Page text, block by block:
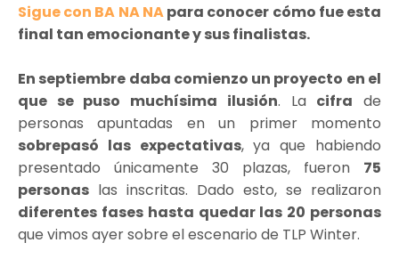
Sigue con BA NA NApara conocer cómo fue esta
final tan emocionante y sus finalistas.
En septiembre daba comienzo un proyecto en el
que se puso muchísima ilusión. La cifra de
personas apuntadas en un primer momento
sobrepasó las expectativas, ya que habiendo
presentado únicamente 30 plazas, fueron 75
personas las inscritas. Dado esto, se realizaron
diferentes fases hasta quedar las 20 personas
que vimos ayer sobre el escenario de TLP Winter.